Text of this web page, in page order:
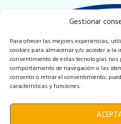
Gestionar
Para ofrecer las mejores experiencias,
cookies para almacenar y/o acceder a la
consentimiento de estas tecnologías
comportamiento de navegación o las
consentir o retirar el consentimiento,
características y funciones.
Puerto Deportivo y Pesquero
Local 2-3 Muelle de Ribera
08912 Badalona (Barcelona)
Espana
Tel. +34 931 163 959